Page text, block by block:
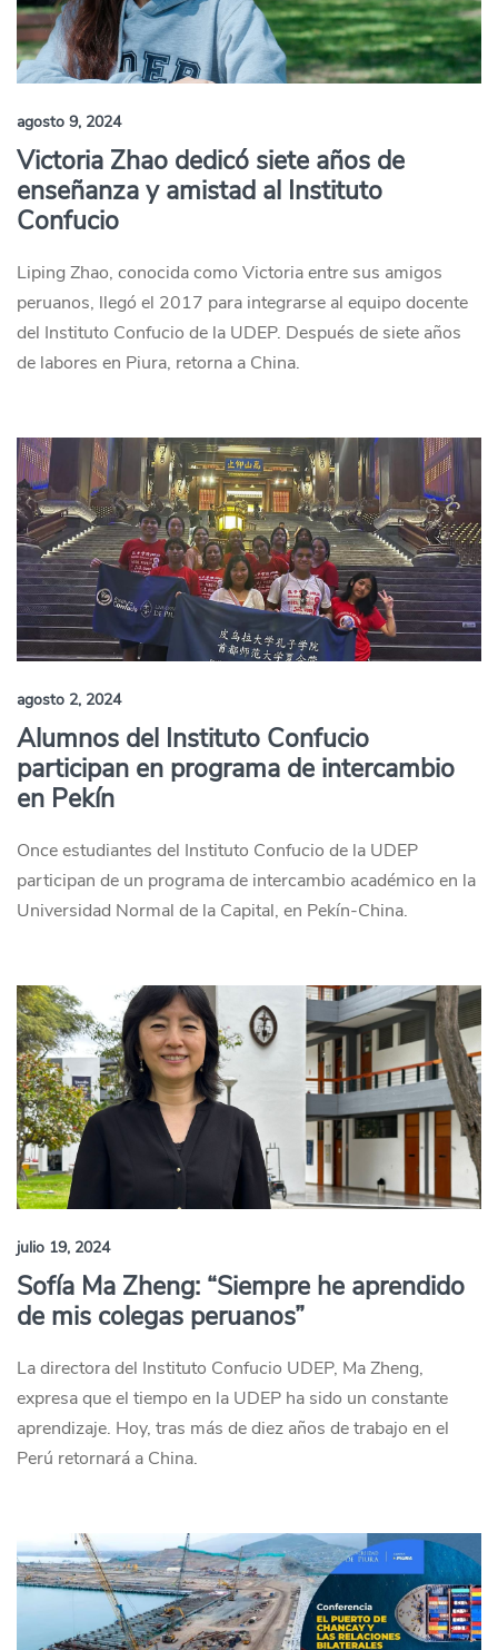
agosto 9, 2024
Victoria Zhao dedicó siete años de
enseñanza y amistad al Instituto
Confucio
Liping Zhao, conocida como Victoria entre sus amigos
peruanos, llegó el 2017 para integrarse al equipo docente
del Instituto Confucio de la UDEP. Después de siete años
de labores en Piura, retorna a China.
agosto 2, 2024
Alumnos del Instituto Confucio
participan en programa de intercambio
en Pekín
Once estudiantes del Instituto Confucio de la UDEP
participan de un programa de intercambio académico en la
Universidad Normal de la Capital, en Pekín-China.
julio 19, 2024
Sofía Ma Zheng: “Siempre he aprendido
de mis colegas peruanos”
La directora del Instituto Confucio UDEP, Ma Zheng,
expresa que el tiempo en la UDEP ha sido un constante
aprendizaje. Hoy, tras más de diez años de trabajo en el
Perú retornará a China.